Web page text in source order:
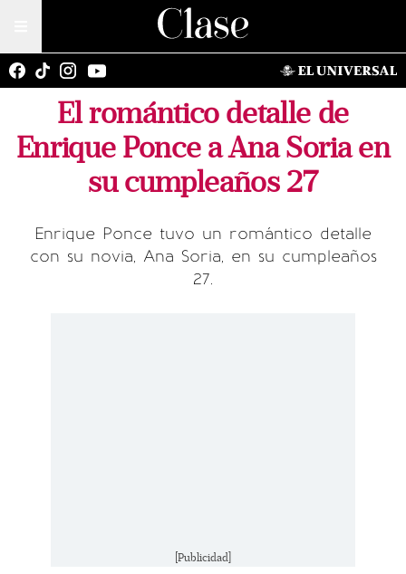
El romántico detalle de
Enrique Ponce a Ana Soria en
su cumpleaños 27
Enrique Ponce tuvo un romántico detalle
con su novia, Ana Soria, en su cumpleaños
27.
[Publicidad]